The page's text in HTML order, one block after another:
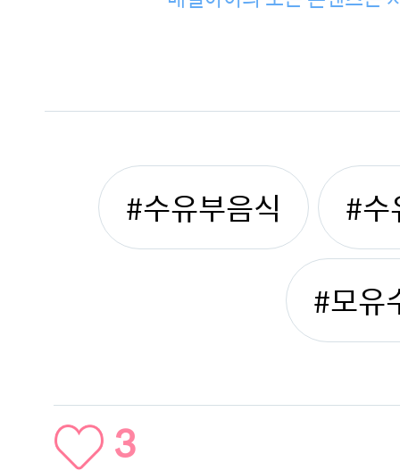
#수유부음식 #수
#모유
3